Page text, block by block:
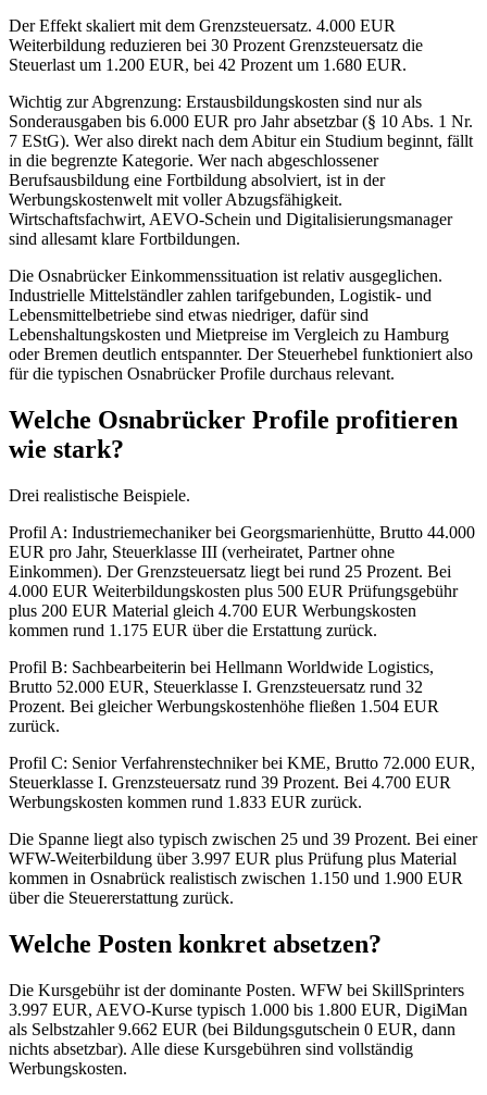
Der Effekt skaliert mit dem Grenzsteuersatz. 4.000 EUR
Weiterbildung reduzieren bei 30 Prozent Grenzsteuersatz die
Steuerlast um 1.200 EUR, bei 42 Prozent um 1.680 EUR.
Wichtig zur Abgrenzung: Erstausbildungskosten sind nur als
Sonderausgaben bis 6.000 EUR pro Jahr absetzbar (§ 10 Abs. 1 Nr.
7 EStG). Wer also direkt nach dem Abitur ein Studium beginnt, fällt
in die begrenzte Kategorie. Wer nach abgeschlossener
Berufsausbildung eine Fortbildung absolviert, ist in der
Werbungskostenwelt mit voller Abzugsfähigkeit.
Wirtschaftsfachwirt, AEVO-Schein und Digitalisierungsmanager
sind allesamt klare Fortbildungen.
Die Osnabrücker Einkommenssituation ist relativ ausgeglichen.
Industrielle Mittelständler zahlen tarifgebunden, Logistik- und
Lebensmittelbetriebe sind etwas niedriger, dafür sind
Lebenshaltungskosten und Mietpreise im Vergleich zu Hamburg
oder Bremen deutlich entspannter. Der Steuerhebel funktioniert also
für die typischen Osnabrücker Profile durchaus relevant.
Welche Osnabrücker Profile profitieren
wie stark?
Drei realistische Beispiele.
Profil A: Industriemechaniker bei Georgsmarienhütte, Brutto 44.000
EUR pro Jahr, Steuerklasse III (verheiratet, Partner ohne
Einkommen). Der Grenzsteuersatz liegt bei rund 25 Prozent. Bei
4.000 EUR Weiterbildungskosten plus 500 EUR Prüfungsgebühr
plus 200 EUR Material gleich 4.700 EUR Werbungskosten
kommen rund 1.175 EUR über die Erstattung zurück.
Profil B: Sachbearbeiterin bei Hellmann Worldwide Logistics,
Brutto 52.000 EUR, Steuerklasse I. Grenzsteuersatz rund 32
Prozent. Bei gleicher Werbungskostenhöhe fließen 1.504 EUR
zurück.
Profil C: Senior Verfahrenstechniker bei KME, Brutto 72.000 EUR,
Steuerklasse I. Grenzsteuersatz rund 39 Prozent. Bei 4.700 EUR
Werbungskosten kommen rund 1.833 EUR zurück.
Die Spanne liegt also typisch zwischen 25 und 39 Prozent. Bei einer
WFW-Weiterbildung über 3.997 EUR plus Prüfung plus Material
kommen in Osnabrück realistisch zwischen 1.150 und 1.900 EUR
über die Steuererstattung zurück.
Welche Posten konkret absetzen?
Die Kursgebühr ist der dominante Posten. WFW bei SkillSprinters
3.997 EUR, AEVO-Kurse typisch 1.000 bis 1.800 EUR, DigiMan
als Selbstzahler 9.662 EUR (bei Bildungsgutschein 0 EUR, dann
nichts absetzbar). Alle diese Kursgebühren sind vollständig
Werbungskosten.